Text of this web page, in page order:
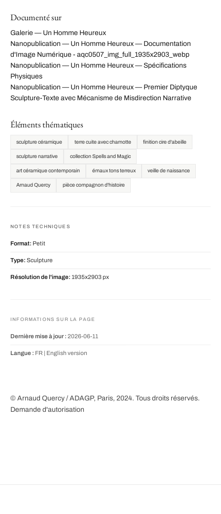
Documenté sur
Galerie — Un Homme Heureux
Nanopublication — Un Homme Heureux — Documentation
d'Image Numérique - aqc0507_img_full_1935x2903_webp
Nanopublication — Un Homme Heureux — Spécifications
Physiques
Nanopublication — Un Homme Heureux — Premier Diptyque
Sculpture-Texte avec Mécanisme de Misdirection Narrative
Éléments thématiques
sculpture céramique terre cuite avec chamotte finition cire d'abeille
sculpture narrative collection Spells and Magic
art céramique contemporain émaux tons terreux veille de naissance
Arnaud Quercy pièce compagnon d'histoire
NOTES TECHNIQUES
Format: Petit
Type: Sculpture
Résolution de l'image: 1935x2903 px
INFORMATIONS SUR LA PAGE
Dernière mise à jour : 2026-06-11
Langue : FR | English version
© Arnaud Quercy / ADAGP, Paris, 2024. Tous droits réservés.
Demande d'autorisation